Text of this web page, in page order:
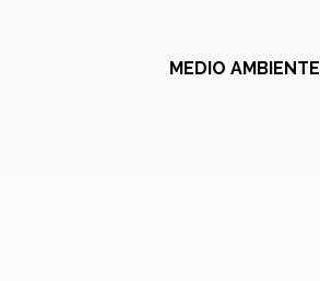
MEDIO AMBIENTE